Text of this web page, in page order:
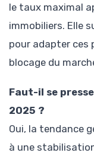
le taux maximal
immobiliers. Elle
pour adapter
blocage du
Faut-il se
2025 ?
Oui, la tendance
à une